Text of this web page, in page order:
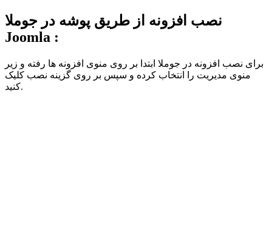
نصب افزونه از طریق پوشه در جوملا
Joomla :
برای نصب افزونه در جوملا ابتدا بر روی منوی افزونه ها رفته و زیر
منوی مدیریت را انتخاب کرده و سپس بر روی گزینه نصب کلیک
کنید.